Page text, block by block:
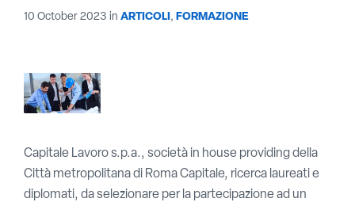
10 October 2023 in ARTICOLI, FORMAZIONE
Capitale Lavoro s.p.a., società in house providing della
Città metropolitana di Roma Capitale, ricerca laureati e
diplomati, da selezionare per la partecipazione ad un